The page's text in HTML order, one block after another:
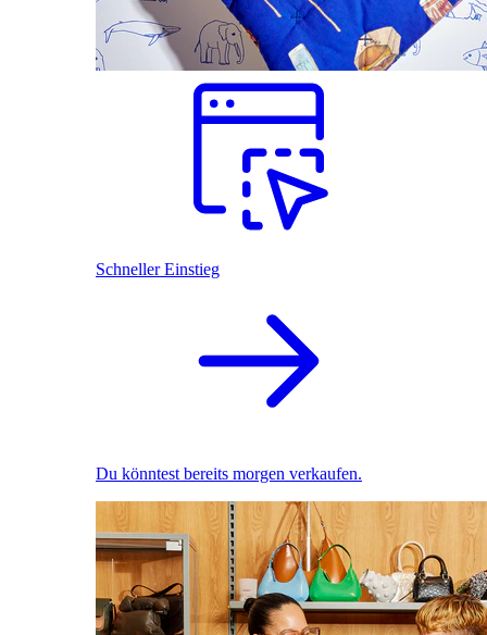
Schneller Einstieg
Du könntest bereits morgen verkaufen.